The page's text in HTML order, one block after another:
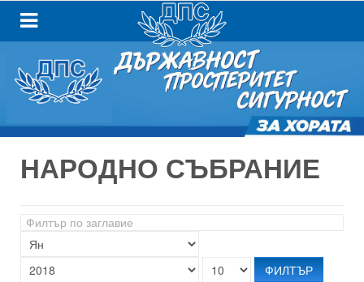
НАРОДНО СЪБРАНИЕ
Филтър
по
заглавие
ФИЛТЪР